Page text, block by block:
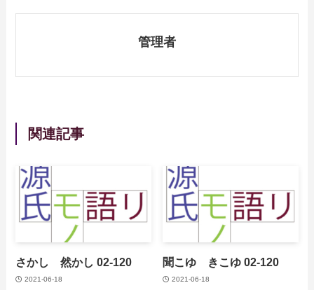
管理者
関連記事
さかし 然かし 02-120
2021-06-18
聞こゆ きこゆ 02-120
2021-06-18